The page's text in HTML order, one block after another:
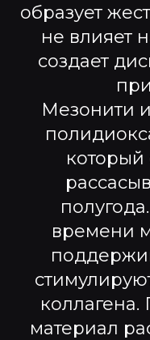
образует
не влияет
создает
Мезонити
который
времени
материал